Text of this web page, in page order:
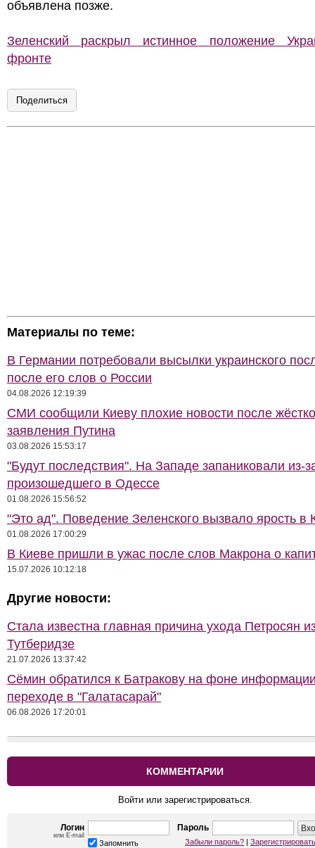
объявлена позже.
Зеленский раскрыл истинное положение
фронте
Поделиться
Материалы по теме:
В Германии потребовали высылки украинского
после его слов о России
04.08.2026 12:19:39
СМИ сообщили Киеву плохие новости после
заявления Путина
03.08.2026 15:53:17
"Будут последствия". На Западе запаниковали из-
произошедшего в Одессе
01.08.2026 15:56:52
"Это ад". Поведение Зеленского вызвало ярость в
01.08.2026 17:00:29
В Киеве пришли в ужас после слов Макрона о
15.07.2026 10:12:18
Другие новости:
Стала известна главная причина ухода Петросян
Тутберидзе
21.07.2026 13:37:42
Сёмин обратился к Батракову на фоне
переходе в "Галатасарай"
06.08.2026 17:20:01
КОММЕНТАРИИ
Войти или зарегистрироваться.
Логин
или E-mail
Пароль
Запомнить Забыли пароль? |